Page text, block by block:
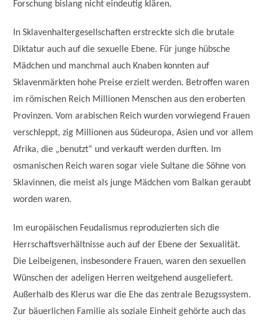
Forschung bislang nicht eindeutig klären.
In Sklavenhaltergesellschaften erstreckte sich die brutale
Diktatur auch auf die sexuelle Ebene. Für junge hübsche
Mädchen und manchmal auch Knaben konnten auf
Sklavenmärkten hohe Preise erzielt werden. Betroffen waren
im römischen Reich Millionen Menschen aus den eroberten
Provinzen. Vom arabischen Reich wurden vorwiegend Frauen
verschleppt, zig Millionen aus Südeuropa, Asien und vor allem
Afrika, die „benutzt“ und verkauft werden durften. Im
osmanischen Reich waren sogar viele Sultane die Söhne von
Sklavinnen, die meist als junge Mädchen vom Balkan geraubt
worden waren.
Im europäischen Feudalismus reproduzierten sich die
Herrschaftsverhältnisse auch auf der Ebene der Sexualität.
Die Leibeigenen, insbesondere Frauen, waren den sexuellen
Wünschen der adeligen Herren weitgehend ausgeliefert.
Außerhalb des Klerus war die Ehe das zentrale Bezugssystem.
Zur bäuerlichen Familie als soziale Einheit gehörte auch das